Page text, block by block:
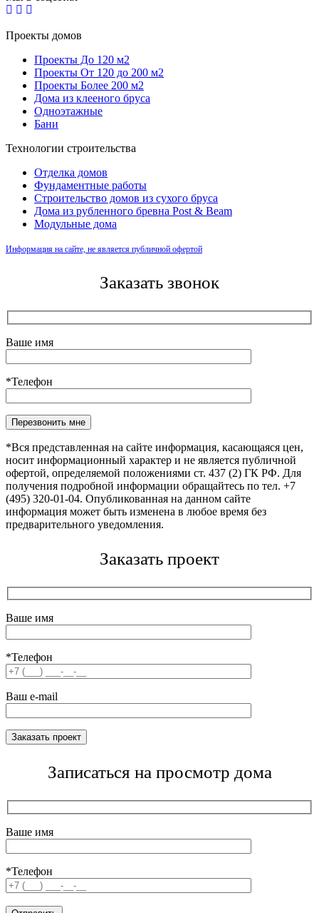
Проекты домов
Проекты До 120 м2
Проекты От 120 до 200 м2
Проекты Более 200 м2
Дома из клееного бруса
Одноэтажные
Бани
Технологии строительства
Отделка домов
Фундаментные работы
Строительство домов из сухого бруса
Дома из рубленного бревна Post & Beam
Модульные дома
Информация на сайте, не является публичной офертой
Заказать звонок
Ваше имя
*Телефон
Оставьте это поле пустым.
*Вся представленная на сайте информация, касающаяся цен,
носит информационный характер и не является публичной
офертой, определяемой положениями ст. 437 (2) ГК РФ. Для
получения подробной информации обращайтесь по тел. +7
(495) 320-01-04. Опубликованная на данном сайте
информация может быть изменена в любое время без
предварительного уведомления.
Заказать проект
Ваше имя
*Телефон
Ваш e-mail
Записаться на просмотр дома
Ваше имя
*Телефон